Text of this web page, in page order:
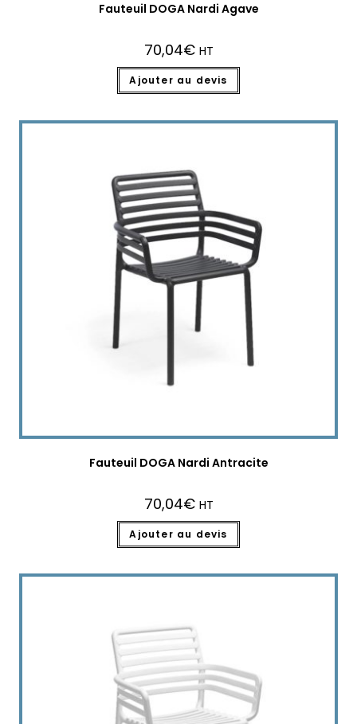
Fauteuil DOGA Nardi Agave
70,04€ HT
Ajouter au devis
Fauteuil DOGA Nardi Antracite
70,04€ HT
Ajouter au devis